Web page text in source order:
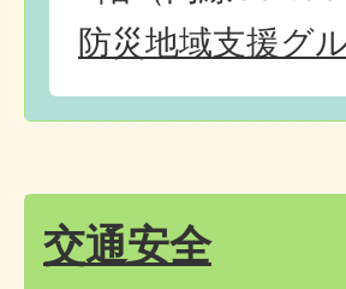
防災地域支援グ
交通安全